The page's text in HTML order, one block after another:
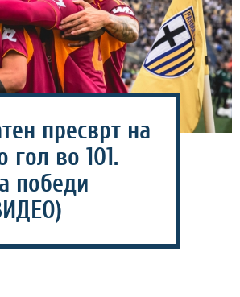
пресврт на
гол во 101.
победи